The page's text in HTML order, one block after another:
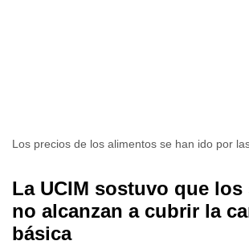
Los precios de los alimentos se han ido por
La UCIM sostuvo que
no alcanzan a cubrir la
básica